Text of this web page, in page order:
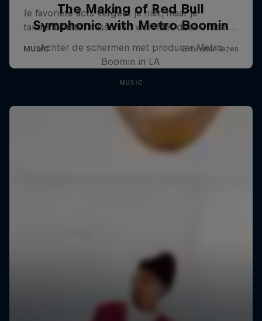
The Making of Red Bull
Symphonic with Metro Boomin
Achter de schermen met producer Metro
Boomin in LA
MUSIC